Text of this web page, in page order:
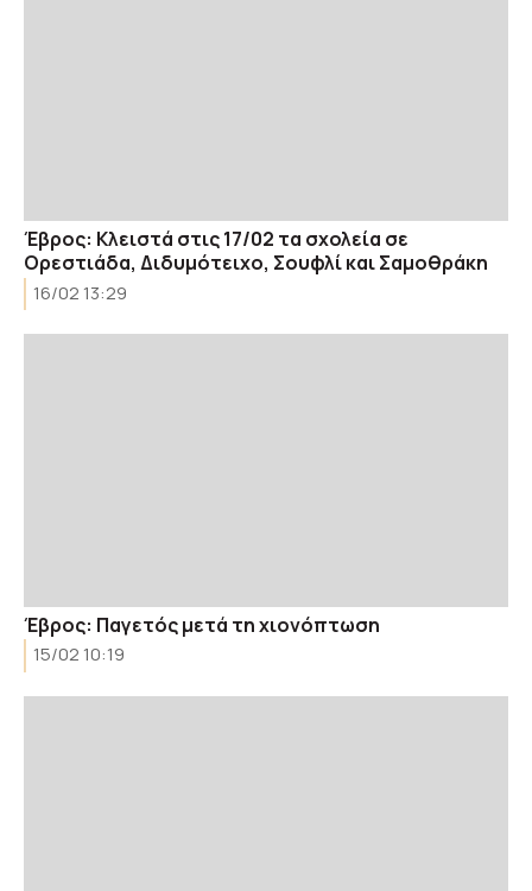
Έβρος: Κλειστά στις 17/02 τα σχολεία σε
Ορεστιάδα, Διδυμότειχο, Σουφλί και Σαμοθράκη
16/02 13:29
Έβρος: Παγετός μετά τη χιονόπτωση
15/02 10:19